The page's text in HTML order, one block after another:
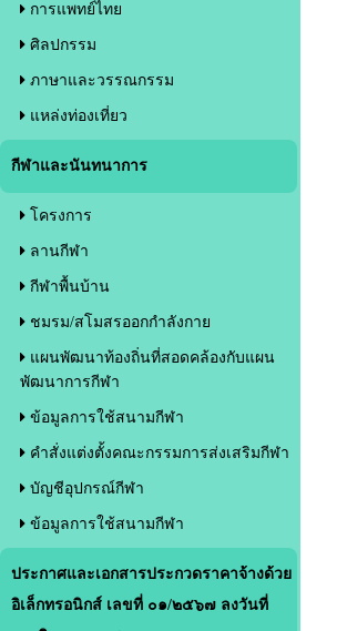
การแพทย์ไทย
ศิลปกรรม
ภาษาและวรรณกรรม
แหล่งท่องเที่ยว
กีฬาและนันทนาการ
โครงการ
ลานกีฬา
กีฬาพื้นบ้าน
ชมรม/สโมสรออกกำลังกาย
แผนพัฒนาท้องถิ่นที่สอดคล้องกับแผน
พัฒนาการกีฬา
ข้อมูลการใช้สนามกีฬา
คำสั่งแต่งตั้งคณะกรรมการส่งเสริมกีฬา
บัญชีอุปกรณ์กีฬา
ข้อมูลการใช้สนามกีฬา
ประกาศและเอกสารประกวดราคาจ้างด้วย
อิเล็กทรอนิกส์ เลขที่ ๐๑/๒๕๖๗ ลงวันที่